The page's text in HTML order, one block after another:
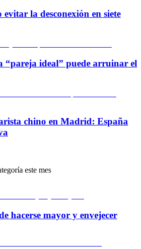
la desconexión en siete
“pareja ideal” puede arruinar el
chino en Madrid: España
este mes
hacerse mayor y envejecer